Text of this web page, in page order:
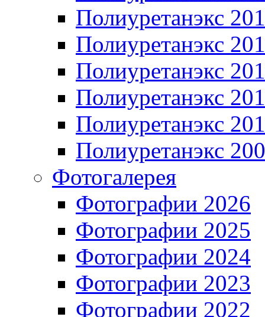
Полиуретанэкс
Полиуретанэкс
Полиуретанэкс
Полиуретанэкс
Полиуретанэкс
Полиуретанэкс
Фотогалерея
Фотографии 2026
Фотографии 2025
Фотографии 2024
Фотографии 2023
Фотографии 2022